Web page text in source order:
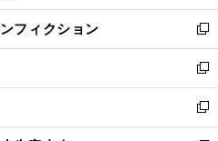
開
く
ウ
で
開
く
ン
ド
ウ
で
開
く
ウ
ィ
ン
ド
ウ
で
開
フィクション
新
し
い
ウ
ィ
ン
新
し
い
ウ
新
し